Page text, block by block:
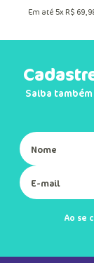
Em até 5x R$ 69,
Saiba
Ao se